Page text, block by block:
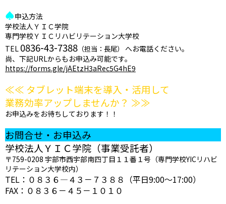
♠申込方法
学校法人ＹＩＣ学院
専門学校ＹＩＣリハビリテーション大学校
TEL 0836-43-7388 （担当：長尾）
へお電話ください。
尚、下記URLからもお申込み可能です。
https://forms.gle/jAEtzH3aRec5G4hE9
≪≪ タブレット端末を導入・活用して
業務効率アップしませんか？ ≫≫
お申込みをお待ちしております！！
お問合せ・お申込み
学校法人ＹＩＣ学院（事業受託者）
〒759-0208 宇部市西宇部南四丁目１１番１号（専門学校YICリハビ
リテーション大学校内）
TEL：０８３６―４３－７３８８（平日9:00～17:00）
FAX：０８３６－４５－１０１０